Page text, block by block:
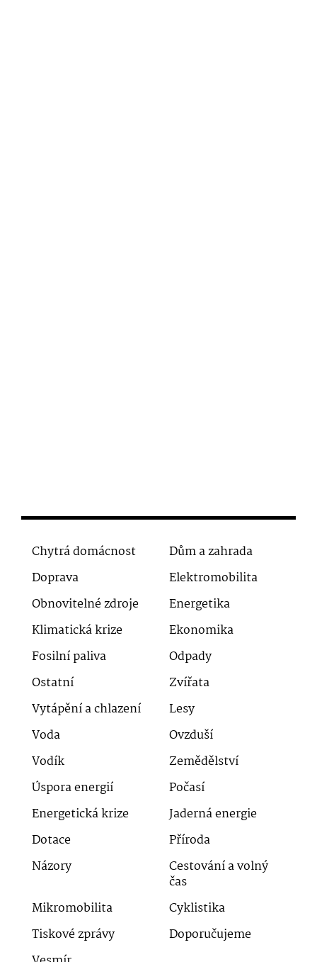
Chytrá domácnost
Dům a zahrada
Doprava
Elektromobilita
Obnovitelné zdroje
Energetika
Klimatická krize
Ekonomika
Fosilní paliva
Odpady
Ostatní
Zvířata
Vytápění a chlazení
Lesy
Voda
Ovzduší
Vodík
Zemědělství
Úspora energií
Počasí
Energetická krize
Jaderná energie
Dotace
Příroda
Názory
Cestování a volný
čas
Mikromobilita
Cyklistika
Tiskové zprávy
Doporučujeme